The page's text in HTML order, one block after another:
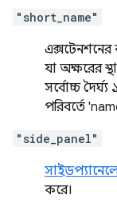
"short_name"
এক্সটেনশনের
যা অক্ষরের
সর্বোচ্চ
পরিবর্তে
"side_panel"
করে।